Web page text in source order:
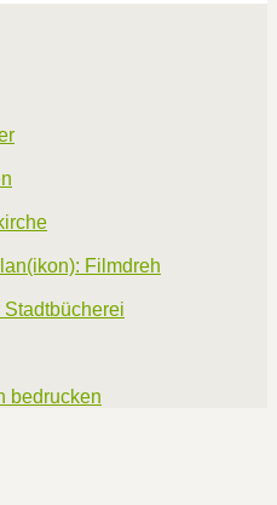
Filmdreh
bedrucken